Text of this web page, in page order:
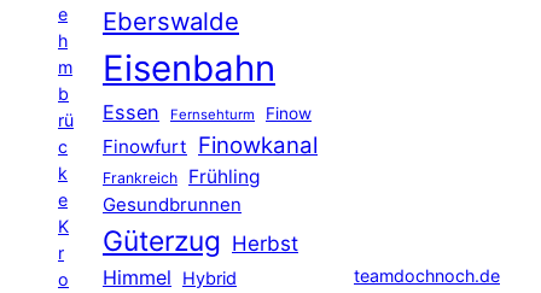
e
h
m
b
rü
c
k
e
K
r
o
Eberswalde
Eisenbahn
Essen Fernsehturm Finow
Finowfurt Finowkanal
Frankreich Frühling
Gesundbrunnen
Güterzug Herbst
Himmel
Hybrid teamdochnoch.de